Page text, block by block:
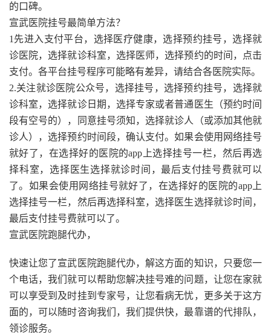
的口碑。
宣武医院挂号最简单方法？
1先进入支付平台，选择医疗健康，选择预约挂号，选择就
诊医院，选择就诊科室，选择医师，选择预约的时间，点击
支付。各平台挂号程序可能略有差异，请结合各医院实际。
2.关注就诊医院公众号，选择挂号，选择预约挂号，选择就
诊科室，选择就诊日期，选择专家或者普通医生（预约时间
段有空号的），同意挂号须知，选择就诊人（或添加其他就
诊人），选择预约时间段，确认支付。如果会使用网络挂号
就好了，在选择好的医院的app上选择挂号一栏，然后再选
择科室，选择医生选择就诊时间，最后支付挂号费就可以
了。如果会使用网络挂号就好了，在选择好的医院的app上
选择挂号一栏，然后再选择科室，选择医生选择就诊时间，
最后支付挂号费就可以了。
宣武医院跑腿代办，
快速让您了宣武医院跑腿代办，解这方面的知识，只要您一
个电话，我们就可以帮助您解决挂号难的问题，让您在家就
可以享受到及时挂到专家号，让您看病无忧，更多关于这方
面的，可以随时咨询我们，我们提供快，最靠谱的代排队，
领诊服务。